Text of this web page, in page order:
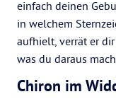
einfach deinen
in welchem
aufhielt, verrät er
was du daraus
Chiron im